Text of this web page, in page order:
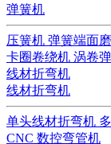
弹簧机
压簧机 弹簧端面
卡圈卷绕机 涡卷
线材折弯机
线材折弯机
单头线材折弯机
CNC 数控弯管机